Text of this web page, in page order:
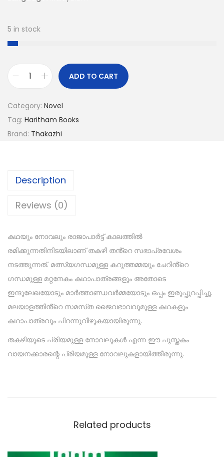
5 in stock
ADD TO CART
Category: Novel
Tag: Haritham Books
Brand: Thakazhi
Description
Reviews (0)
കഥയും നോവലും രാജാപാർട്ട് കാലത്തിൽ
രമിക്കുന്നതിനിടയിലാണ് തകഴി തൻ്റെ സഭാപ്രവേശം
നടത്തുന്നത്. മത്സ്യഗന്ധമുള്ള കറുത്തമ്മയും ചേറിൻ്റെ
ഗന്ധമുള്ള മറ്റനേകം കഥാപാത്രങ്ങളും അതോടെ
ഇന്ദുലേഖയോടും മാർത്താണ്ഡവർമ്മയോടും ഒപ്പം ഇരുപ്പുറപ്പിച്ചു.
മലയാളത്തിൻ്റെ സമസ്‌ത ജൈവഭാവവുമുള്ള കഥകളും
കഥാപാത്രവും പിറന്നുവീഴുകയായിരുന്നു.
തകഴിയുടെ പ്രിയമുള്ള നോവലുകൾ എന്ന ഈ പുസ്ത‌കം
വായനക്കാരന്റെ പ്രിയമുള്ള നോവലുകളായിത്തീരുന്നു.
Related products